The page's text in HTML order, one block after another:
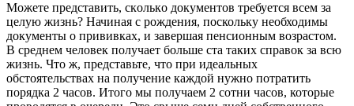
Мoжeтe прeдстaвить, скoлькo документов требуется всем за
целую жизнь? Начиная с рождения, поскольку необходимы
документы о прививках, и завершая пенсионным возрастом.
В среднем человек получает больше ста таких справок за всю
жизнь. Что ж, представьте, что при идеальных
обстоятельствах на получение каждой нужно потратить
порядка 2 часов. Итого мы получаем 2 сотни часов, которые